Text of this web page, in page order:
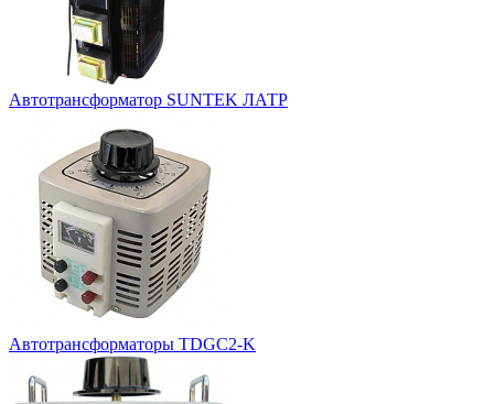
Автотрансформатор SUNTEK ЛАТР
Автотрансформаторы TDGC2-K